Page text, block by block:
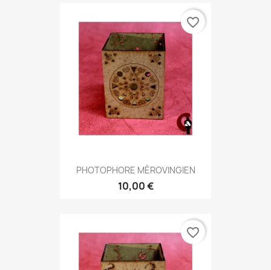
PHOTOPHORE MÉROVINGIEN
10,00 €
favorite_border
favorite_border